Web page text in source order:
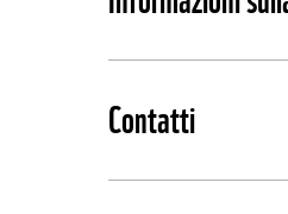
Contatti